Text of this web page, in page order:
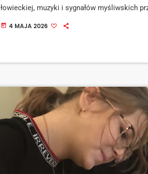
łowieckiej, muzyki i sygnałów myśliwskich
całego regionu. Festiwal rozpocznie się w
today 4 MAJA 2026